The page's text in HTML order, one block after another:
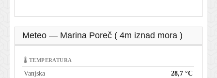
Meteo — Marina Poreč ( 4m iznad mora )
🌡 TEMPERATURA
Vanjska 28,7 °C